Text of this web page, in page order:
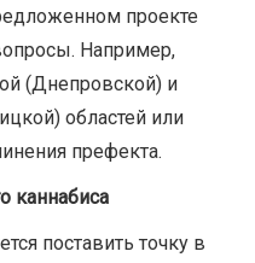
проекте
Например,
(Днепровской) и
областей или
префекта.
каннабиса
поставить точку в